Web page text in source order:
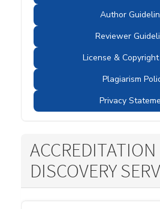
Author
Reviewer
License &
Plagiarism
Privacy
DISCOVERY